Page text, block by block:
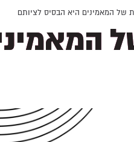
של המאמינים היא הבסיס לציותם